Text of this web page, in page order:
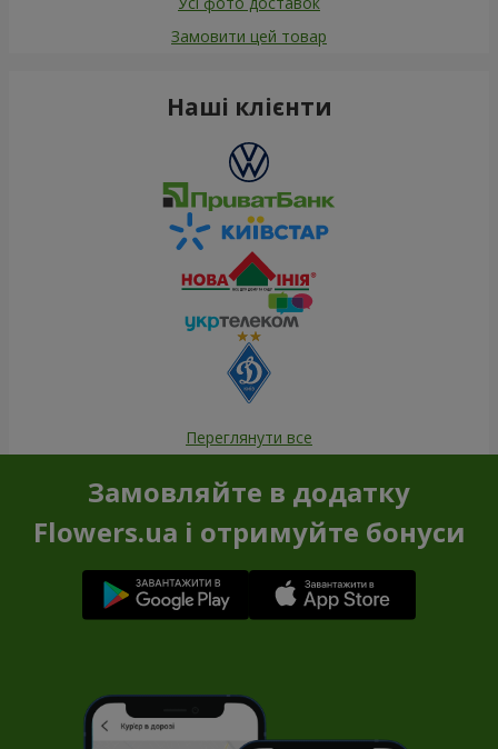
Замовити цей товар
Наші клієнти
Переглянути все
Замовляйте в додатку
Flowers.ua і отримуйте бонуси